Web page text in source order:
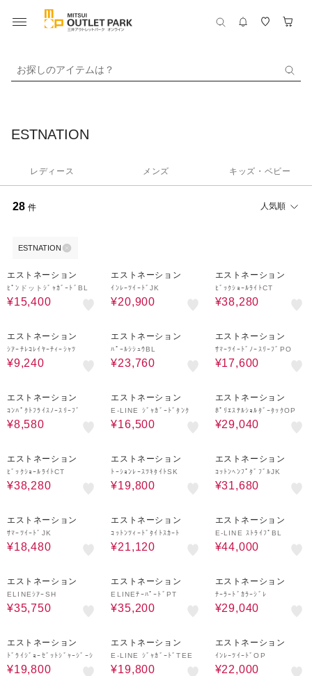
お探しのアイテムは？
ESTNATION
レディース メンズ キッズ・ベビー
28 件 人気順
ESTNATION
エストネーション
ﾋﾟﾝドットｼﾞｬｶﾞｰﾄﾞBL
¥15,400
エストネーション
ｲﾝﾚｰﾂｲｰﾄﾞJK
¥20,900
エストネーション
ﾋﾞｯｸｼｮｰﾙﾗｲﾄCT
¥38,280
エストネーション
ｼｱｰﾃﾚｺﾚｲﾔｰﾃｨｰｼｬﾂ
¥9,240
エストネーション
ﾊﾟｰﾙｼｼｭｳBL
¥23,760
エストネーション
ｻﾏｰﾂｲｰﾄﾞﾉｰｽﾘｰﾌﾞPO
¥17,600
エストネーション
ｺﾝﾊﾟｸﾄﾌﾗｲｽﾉｰｽﾘｰﾌﾞ
¥8,580
エストネーション
E-LINE ｼﾞｬｶﾞｰﾄﾞﾀﾝｸ
¥16,500
エストネーション
ﾎﾟﾘｴｽﾃﾙｼｮﾙﾀﾞｰﾀｯｸOP
¥29,040
エストネーション
ﾋﾞｯｸｼｮｰﾙﾗｲﾄCT
¥38,280
エストネーション
ﾄｰｼｮﾝﾚｰｽﾂｷﾀｲﾄSK
¥19,800
エストネーション
ｺｯﾄﾝﾍﾝﾌﾟﾀﾞﾌﾞﾙJK
¥31,680
エストネーション
ｻﾏｰﾂｲｰﾄﾞJK
¥18,480
エストネーション
ｺｯﾄﾝﾂｨｰﾄﾞﾀｲﾄｽｶｰﾄ
¥21,120
エストネーション
E-LINE ｽﾄﾗｲﾌﾟBL
¥44,000
エストネーション
ELINEｼｱｰSH
¥35,750
エストネーション
ELINEﾃｰﾊﾟｰﾄﾞPT
¥35,200
エストネーション
ﾃｰﾗｰﾄﾞｶﾗｰｼﾞﾚ
¥29,040
エストネーション
ﾄﾞﾗｲｼﾞｮｰｾﾞｯﾄｼﾞｬｰｼﾞｰｼ
¥19,800
エストネーション
E-LINE ｼﾞｬｶﾞｰﾄﾞTEE
¥19,800
エストネーション
ｲﾝﾚｰﾂｲｰﾄﾞOP
¥22,000